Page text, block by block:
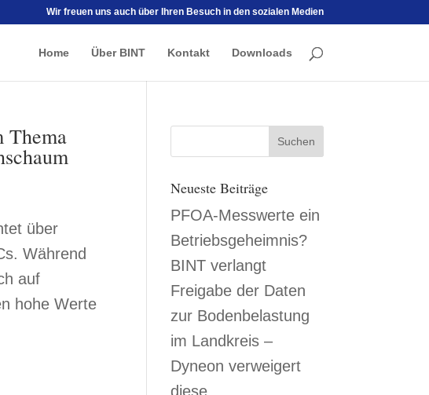
Wir freuen uns auch über Ihren Besuch in den sozialen Medien
Home Über BINT Kontakt Downloads
Thema
über
Während
auf
hohe Werte
Neueste Beiträge
PFOA-Messwerte ein
Betriebsgeheimnis?
BINT verlangt
Freigabe der Daten
zur Bodenbelastung
im Landkreis –
Dyneon verweigert
diese